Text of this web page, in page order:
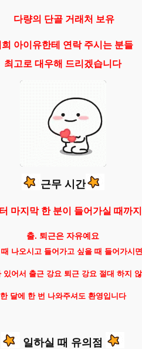
다량의 단골 거래처 보유
희 아이유한테 연락 주시는 분들
최고로 대우해 드리겠습니다
근무 시간
마지막 한 분이 들어가실 때까
출. 퇴근은 자유예요
나오시고 들어가고 싶을 때 들어가시
있어서 출근 강요 퇴근 강요 절대 하지
한 달에 한 번 나와주셔도 환영입니다
일하실 때 유의점